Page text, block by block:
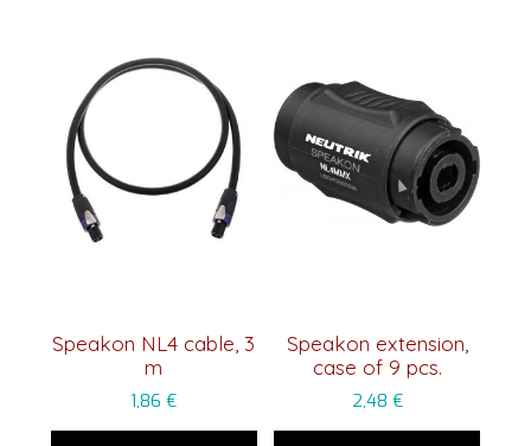
Speakon NL4 cable, 3
m
1,86€
Speakon extension,
case of 9 pcs.
2,48 €